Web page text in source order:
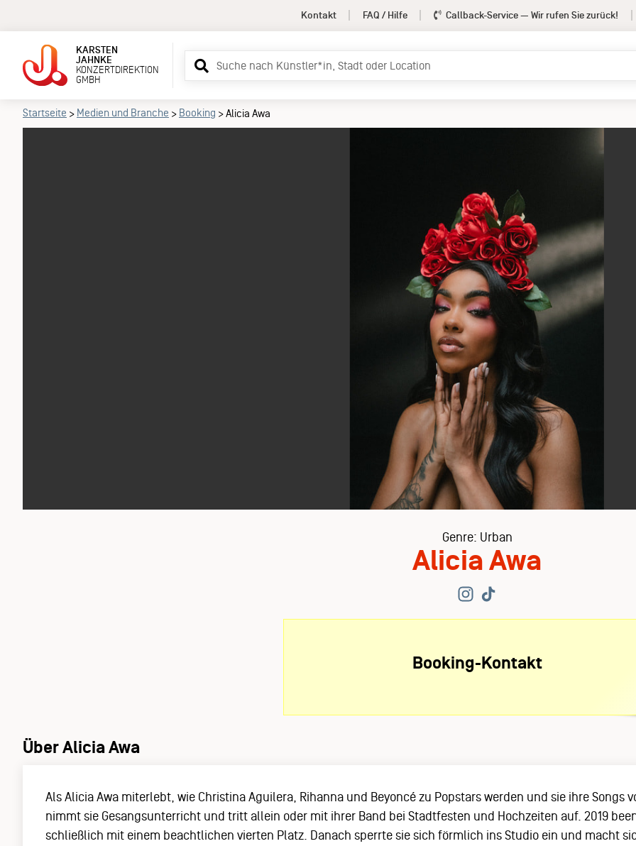
Kontakt FAQ / Hilfe Callback-Service — Wir rufen Sie zurück!
KARSTEN
JAHNKE
KONZERTDIREKTION
GMBH
Suchbegriff
eingeben
Startseite > Medien und Branche > Booking >Alicia Awa
Genre: Urban
Alicia Awa
Booking-Kontakt
Über Alicia Awa
Als Alicia Awa miterlebt, wie Christina Aguilera, Rihanna und Beyoncé zu Popstars werden und sie ihre Songs
nimmt sie Gesangsunterricht und tritt allein oder mit ihrer Band bei Stadtfesten und Hochzeiten auf. 2019
schließlich mit einem beachtlichen vierten Platz. Danach sperrte sie sich förmlich ins Studio ein und macht